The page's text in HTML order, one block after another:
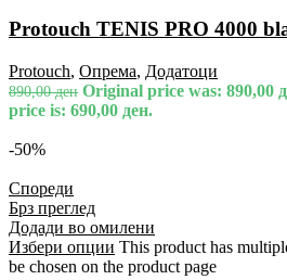
Protouch TENIS PRO 4000
Protouch, Опрема, Додатоци
890,00ден Original price was: 890,00
price is: 690,00 ден.
-50%
Спореди
Брз преглед
Додади во омилени
Избери опции This product has
be chosen on the product page